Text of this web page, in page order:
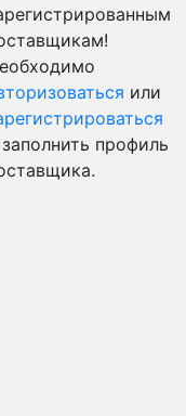
или
профиль